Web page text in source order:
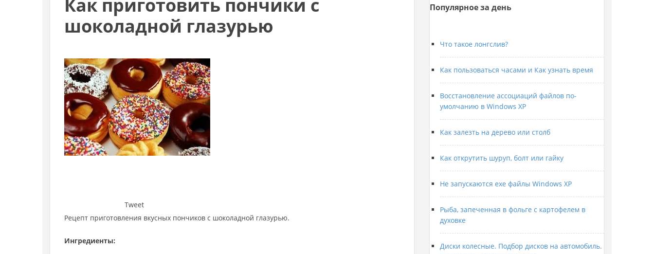
Как приготовить пончики с
шоколадной глазурью
Tweet
Рецепт приготовления вкусных пончиков с шоколадной глазурью.
Ингредиенты:
Популярное за день
Что такое лонгслив?
Как пользоваться часами и Как узнать время
Восстановление ассоциаций файлов по-
умолчанию в Windows XP
Как залезть на дерево или столб
Как открутить шуруп, болт или гайку
Не запускаются exe файлы Windows XP
Рыба, запеченная в фольге с картофелем в
духовке
Диски колесные. Подбор дисков на автомобиль.